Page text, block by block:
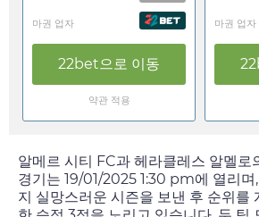
마권 업자
22bet으로 이동
약관 적용
마권 업자
알메르 시티 FC과 헤라클레스 알멜로
경기는 19/01/2025 1:30 pm에 열리
지 실망스러운 시즌을 보낸 후 순위를